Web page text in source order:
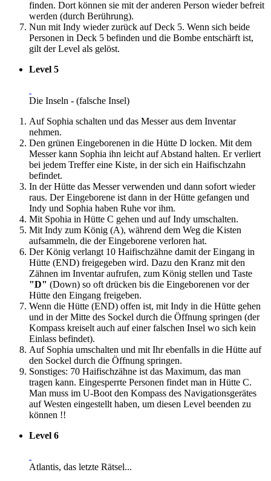
finden. Dort können sie mit der anderen Person wieder befreit
werden (durch Berührung).
Nun mit Indy wieder zurück auf Deck 5. Wenn sich beide
Personen in Deck 5 befinden und die Bombe entschärft ist,
gilt der Level als gelöst.
Level 5
Die Inseln - (falsche Insel)
Auf Sophia schalten und das Messer aus dem Inventar
nehmen.
Den grünen Eingeborenen in die Hütte D locken. Mit dem
Messer kann Sophia ihn leicht auf Abstand halten. Er verliert
bei jedem Treffer eine Kiste, in der sich ein Haifischzahn
befindet.
In der Hütte das Messer verwenden und dann sofort wieder
raus. Der Eingeborene ist dann in der Hütte gefangen und
Indy und Sophia haben Ruhe vor ihm.
Mit Spohia in Hütte C gehen und auf Indy umschalten.
Mit Indy zum König (A), während dem Weg die Kisten
aufsammeln, die der Eingeborene verloren hat.
Der König verlangt 10 Haifischzähne damit der Eingang in
Hütte (END) freigegeben wird. Dazu den Kranz mit den
Zähnen im Inventar aufrufen, zum König stellen und Taste
"D" (Down) so oft drücken bis die Eingeborenen vor der
Hütte den Eingang freigeben.
Wenn die Hütte (END) offen ist, mit Indy in die Hütte gehen
und in der Mitte des Sockel durch die Öffnung springen (der
Kompass kreiselt auch auf einer falschen Insel wo sich kein
Einlass befindet).
Auf Sophia umschalten und mit Ihr ebenfalls in die Hütte auf
den Sockel durch die Öffnung springen.
Sonstiges: 70 Haifischzähne ist das Maximum, das man
tragen kann. Eingesperrte Personen findet man in Hütte C.
Man muss im U-Boot den Kompass des Navigationsgerätes
auf Westen eingestellt haben, um diesen Level beenden zu
können !!
Level 6
Atlantis, das letzte Rätsel...